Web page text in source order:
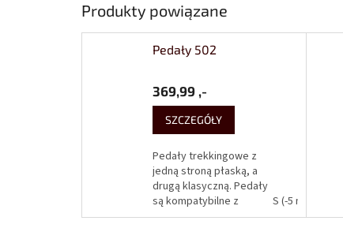
Produkty powiązane
Pedały 502
369,99 ,-
SZCZEGÓŁY
Pedały trekkingowe z
jedną stroną płaską, a
drugą klasyczną. Pedały
są kompatybilne z
blokami Shimano SPD.
S (-5 mm)